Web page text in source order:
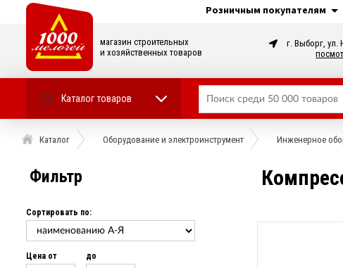
Розничным покупателям
магазин строительных
и хозяйственных товаров
г. Выборг, ул.
Каталог товаров
Каталог Оборудование и электроинструмент Инженерное
Фильтр
Сортировать по:
Цена от
до